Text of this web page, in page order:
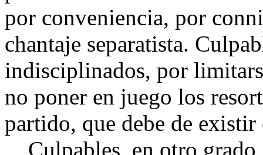
por conveniencia, por
chantaje separatista.
indisciplinados, por
no poner en juego los
partido, que debe de existir
Culpables, en otro